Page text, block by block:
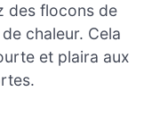
des flocons de
chaleur. Cela
et plaira aux